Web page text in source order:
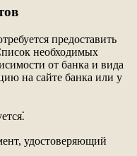
предоставить
необходимых
от банка и вида
на сайте банка или у
удостоверяющий